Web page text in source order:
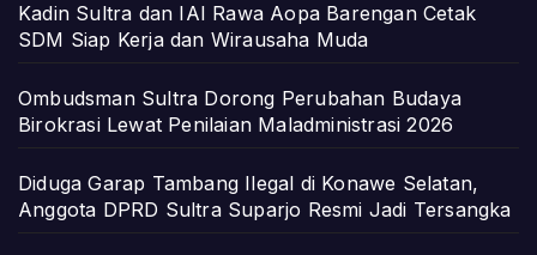
Kadin Sultra dan IAI Rawa Aopa Barengan Cetak
SDM Siap Kerja dan Wirausaha Muda
Ombudsman Sultra Dorong Perubahan Budaya
Birokrasi Lewat Penilaian Maladministrasi 2026
Diduga Garap Tambang Ilegal di Konawe Selatan,
Anggota DPRD Sultra Suparjo Resmi Jadi Tersangka